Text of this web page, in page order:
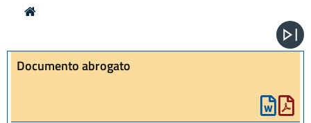
Documento abrogato